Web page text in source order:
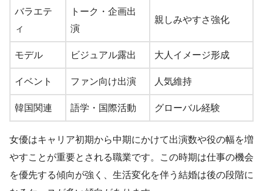
バラエテ
ィ
トーク・企画出
演
親しみやすさ強化
モデル ビジュアル露出 大人イメージ形成
イベント ファン向け出演 人気維持
韓国関連 語学・国際活動 グローバル経験
女優はキャリア初期から中期にかけて出演数や役の幅を増
やすことが重要とされる職業です。この時期は仕事の機会
を優先する傾向が強く、生活変化を伴う結婚は後の段階に